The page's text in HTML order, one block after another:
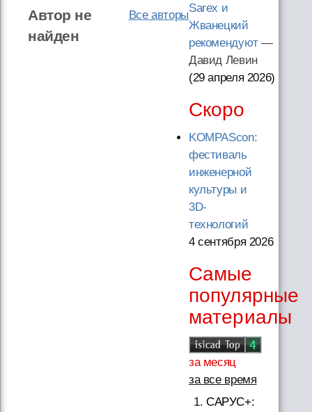
Все авторы
Автор не
найден
Sarex и
Жванецкий
рекомендуют—
Давид Левин
(29 апреля 2026)
Скоро
KOMPAScon:
фестиваль
инженерной
культуры и
3D-
технологий
4 сентября 2026
Самые
популярные
материалы
за месяц
за все время
САРУС+: